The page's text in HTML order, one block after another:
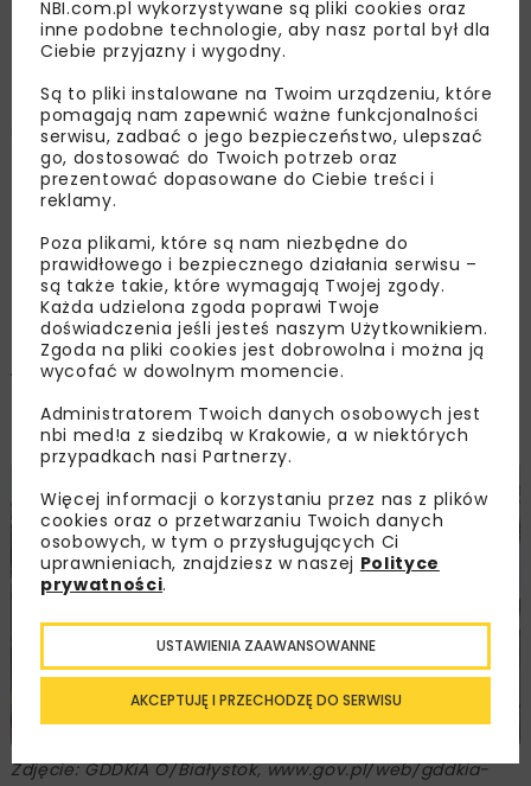
Wyremontowano most przez
Bug
Damian Karpiński
Zakończono remont mostu przez Bug na drodze
krajowej nr 19 (DK19) w rejonie miejscowości
Turna Mała, przywracając pełną przejezdność
w kierunku Białegostoku i Lublina. Prace
poprawiły stan techniczny przeprawy i
zwiększyły bezpieczeństwo kierowców.
Zdjęcie: GDDKiA O/Białystok, www.gov.pl/web/gddkia-
NBI.com.pl wykorzystywane są pliki cookies oraz
inne podobne technologie, aby nasz portal był dla
Ciebie przyjazny i wygodny.
Są to pliki instalowane na Twoim urządzeniu, które
pomagają nam zapewnić ważne funkcjonalności
serwisu, zadbać o jego bezpieczeństwo, ulepszać
go, dostosować do Twoich potrzeb oraz
prezentować dopasowane do Ciebie treści i
reklamy.
Poza plikami, które są nam niezbędne do
prawidłowego i bezpiecznego działania serwisu –
są także takie, które wymagają Twojej zgody.
Każda udzielona zgoda poprawi Twoje
doświadczenia jeśli jesteś naszym Użytkownikiem.
Zgoda na pliki cookies jest dobrowolna i można ją
wycofać w dowolnym momencie.
Administratorem Twoich danych osobowych jest
nbi med!a z siedzibą w Krakowie, a w niektórych
przypadkach nasi Partnerzy.
Więcej informacji o korzystaniu przez nas z plików
cookies oraz o przetwarzaniu Twoich danych
osobowych, w tym o przysługujących Ci
uprawnieniach, znajdziesz w naszej Polityce
prywatności.
AKCEPTUJĘ I PRZECHODZĘ DO SERWISU
USTAWIENIA ZAAWANSOWANNE